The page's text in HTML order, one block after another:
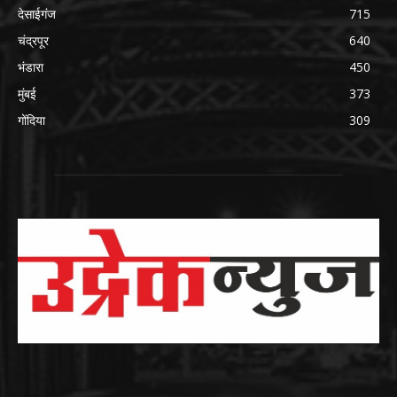
देसाईगंज
715
चंद्रपूर
640
भंडारा
450
मुंबई
373
गोंदिया
309